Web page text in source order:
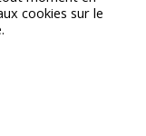
cookies sur le